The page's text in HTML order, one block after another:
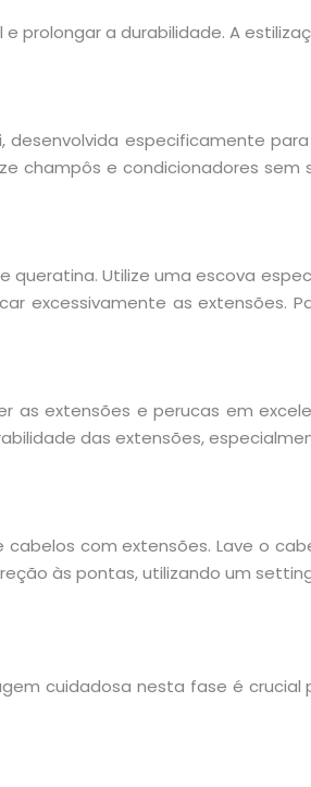
prolongar a durabilidade. A
especificamente
champôs e condicionadores sem
Utilize uma escova
excessivamente as extensões.
as extensões e perucas em
das extensões,
com extensões. Lave o
às pontas, utilizando um
cuidadosa nesta fase é crucial